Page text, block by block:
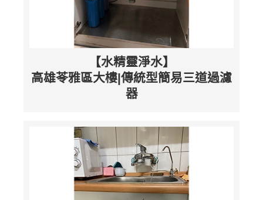
【水精靈淨水】
高雄苓雅區大樓|傳統型簡易三道過濾
器